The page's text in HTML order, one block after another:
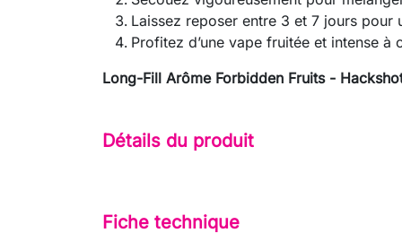
Laissez reposer entre 3 et 7 jours pour
Profitez d’une vape fruitée et intense à
Long-Fill Arôme Forbidden Fruits -
Détails du produit
Fiche technique